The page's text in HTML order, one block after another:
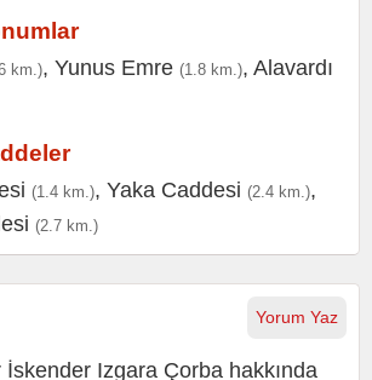
km.), Yunus Emre (1.8 km.), Alavardı
(1.4 km.), Yaka Caddesi (2.4 km.),
(2.7 km.)
Yorum Yaz
İskender Izgara Çorba hakkında